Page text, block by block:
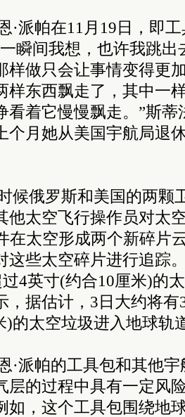
·派帕在11月19日，即
瞬间我想，也许我跳
样做只会让事情变得更
样东西飘走了，其中一
看着它慢慢飘走。”斯蒂
个月她从美国宇航局退
候俄罗斯和美国的两颗
他太空飞行操作员对太
在太空形成两个新碎片
这些太空碎片进行追踪
4英寸(约合10厘米)的
，据估计，3日大约将有
)的太空垃圾进入地球轨
·派帕的工具包和其他
层的过程中具有一定风
如，这个工具包围绕地